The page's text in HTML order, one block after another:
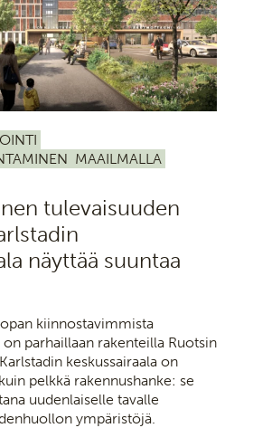
MAAILMALLA
tulevaisuuden
näyttää suuntaa
kiinnostavimmista
on parhaillaan rakenteilla Ruotsin
keskussairaala on
pelkkä rakennushanke: se
uudenlaiselle tavalle
ympäristöjä.